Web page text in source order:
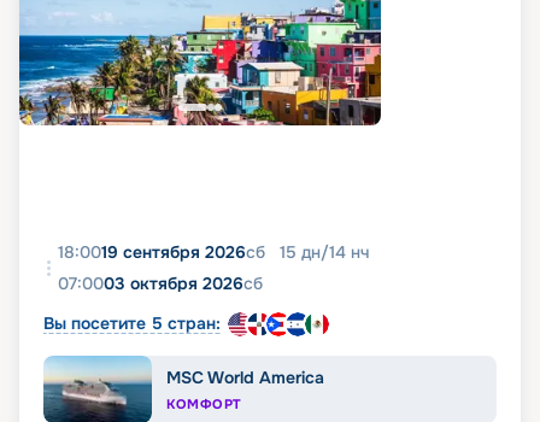
18:0019 сентября 2026сб 15 дн/14 нч
07:0003 октября 2026сб
Вы посетите 5 стран:
MSC World America
КОМФОРТ